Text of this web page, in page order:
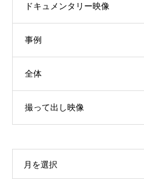
ドキュメンタリー映像
事例
全体
撮って出し映像
月を選択